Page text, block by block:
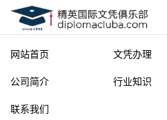
网站首页 文凭办理
公司简介 行业知识
联系我们